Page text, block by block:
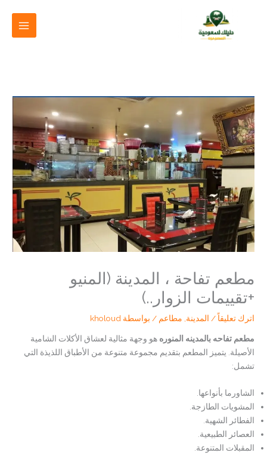
مطعم تفاحة ، المدينة (المنيو
+تقييمات الزوار..)
اترك تعليقاً / المدينة مطاعم / بواسطة kholoud
مطعم تفاحه بالمدينه المنورههو وجهة مثالية لعشاق الأكلات الشامية
الأصيلة. يتميز المطعم بتقديم مجموعة متنوعة من الأطباق اللذيذة التي
تشمل:
الشاورما بأنواعها.
المشويات الطازجة.
الفطائر الشهية.
العصائر الطبيعية.
المقبلات المتنوعة.